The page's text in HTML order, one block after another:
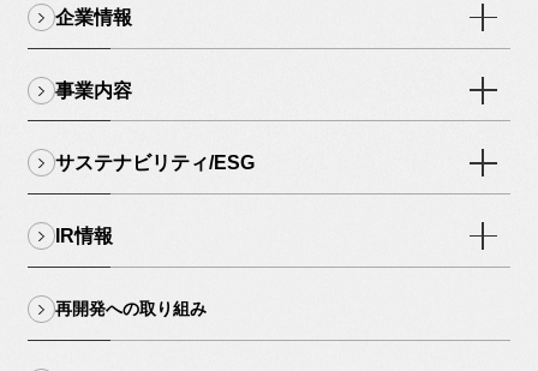
企業情報
事業内容
サステナビリティ/ESG
IR情報
再開発への取り組み